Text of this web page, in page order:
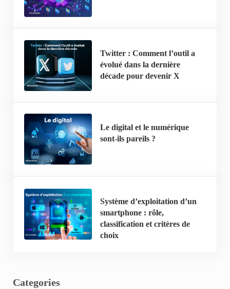
Twitter : Comment l’outil a
évolué dans la dernière
décade pour devenir X
Le digital et le numérique
sont-ils pareils ?
Système d’exploitation d’un
smartphone : rôle,
classification et critères de
choix
Categories